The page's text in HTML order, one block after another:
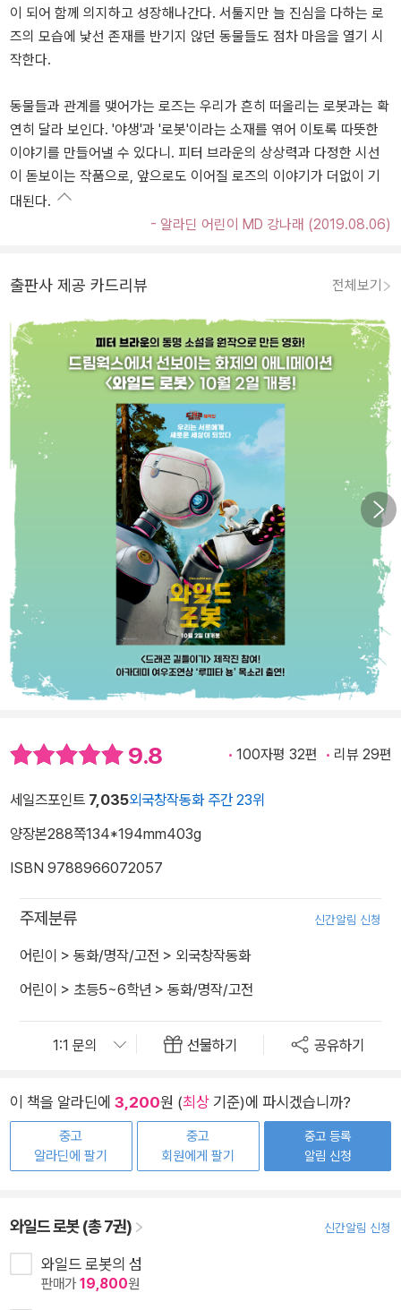
이 되어 함께 의지하고 성장해나간다. 서툴지만 늘 진심을 다하는 로
즈의 모습에 낯선 존재를 반기지 않던 동물들도 점차 마음을 열기 시
작한다.
동물들과 관계를 맺어가는 로즈는 우리가 흔히 떠올리는 로봇과는 확
연히 달라 보인다. '야생'과 '로봇'이라는 소재를 엮어 이토록 따뜻한
이야기를 만들어낼 수 있다니. 피터 브라운의 상상력과 다정한 시선
이 돋보이는 작품으로, 앞으로도 이어질 로즈의 이야기가 더없이 기
대된다.
- 알라딘 어린이 MD 강나래 (2019.08.06)
출판사 제공 카드리뷰 전체보기
9.8 100자평 32편 리뷰 29편
세일즈포인트 7,035외국창작동화 주간 23위
양장본288쪽134*194mm403g
ISBN 9788966072057
주제분류 신간알림 신청
어린이 > 동화/명작/고전 > 외국창작동화
어린이 > 초등5~6학년 > 동화/명작/고전
선물하기 공유하기
이 책을 알라딘에 3,200원 (최상 기준)에 파시겠습니까?
중고
알라딘에 팔기
중고
회원에게 팔기
중고 등록
알림 신청
와일드 로봇 (총 7권) 신간알림 신청
와일드 로봇의 섬
판매가19,800원